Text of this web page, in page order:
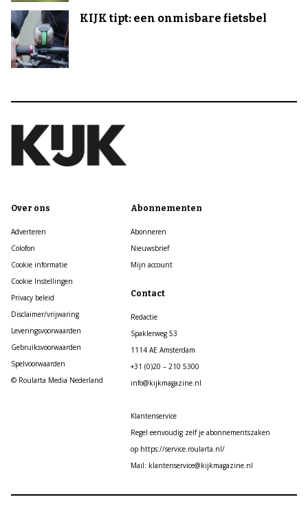
KIJK tipt: een onmisbare fietsbel
Over ons
Adverteren
Colofon
Cookie informatie
Cookie Instellingen
Privacy beleid
Disclaimer/vrijwaring
Leveringsvoorwaarden
Gebruiksvoorwaarden
Spelvoorwaarden
© Roularta Media Nederland
Abonnementen
Abonneren
Nieuwsbrief
Mijn account
Contact
Redactie
Spaklerweg 53
1114 AE Amsterdam
+31 (0)20 – 210 5300
info@kijkmagazine.nl
Klantenservice
Regel eenvoudig zelf je abonnementszaken
op https://service.roularta.nl/
Mail: klantenservice@kijkmagazine.nl